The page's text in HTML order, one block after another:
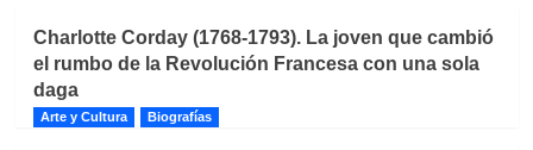
Charlotte Corday (1768-1793). La joven que cambió
el rumbo de la Revolución Francesa con una sola
daga
Arte y Cultura Biografías